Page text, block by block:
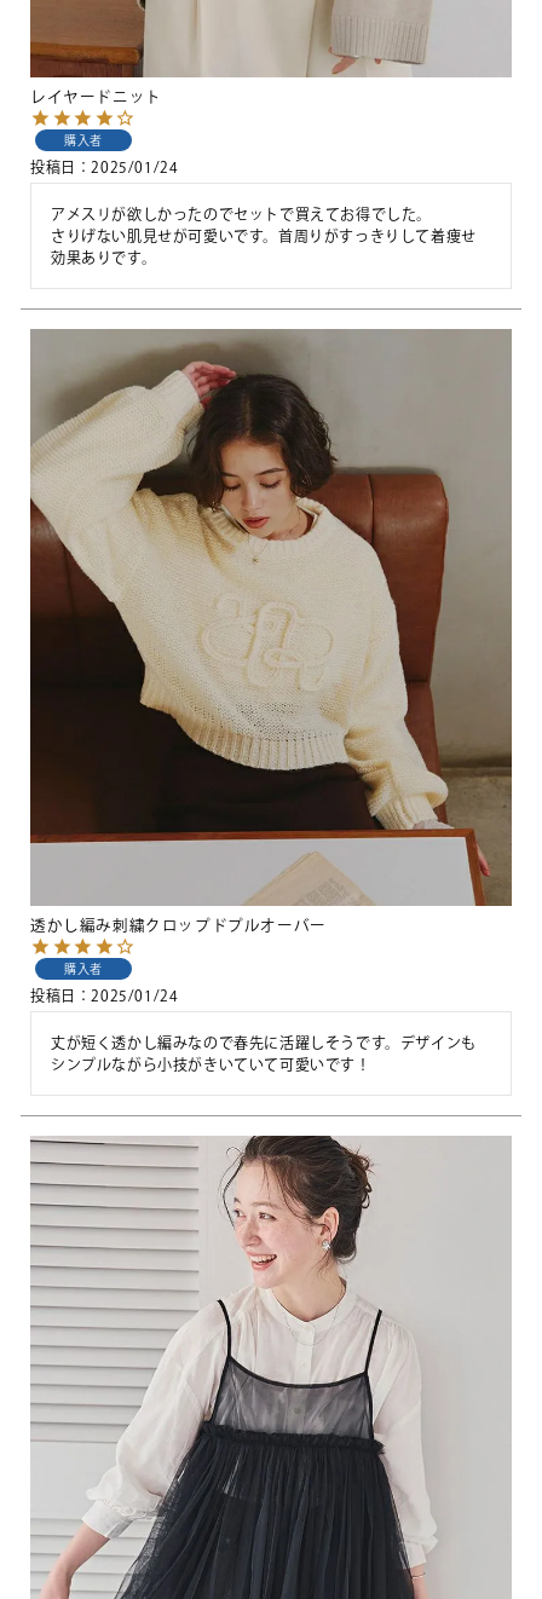
レイヤードニット
購入者
投稿日 2025/01/24
アメスリが欲しかったのでセットで買えてお得でした。
さりげない肌見せが可愛いです。首周りがすっきりして着痩せ
効果ありです。
透かし編み刺繍クロップドプルオーバー
購入者
投稿日 2025/01/24
丈が短く透かし編みなので春先に活躍しそうです。デザインも
シンプルながら小技がきいていて可愛いです！